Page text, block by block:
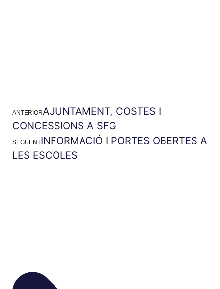
ANTERIORAJUNTAMENT, COSTES I
CONCESSIONS A SFG
SEGÜENTINFORMACIÓ I PORTES OBERTES A
LES ESCOLES